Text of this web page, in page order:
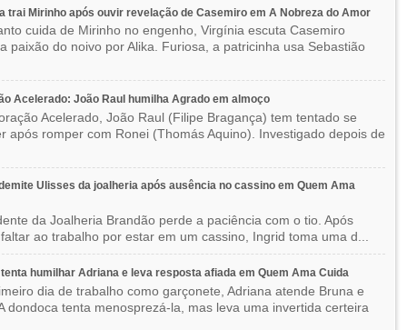
trai Mirinho após ouvir revelação de Casemiro em A Nobreza do Amor
cuida de Mirinho no engenho, Virgínia escuta Casemiro
paixão do noivo por Alika. Furiosa, a patricinha usa Sebastião
Acelerado: João Raul humilha Agrado em almoço
Acelerado, João Raul (Filipe Bragança) tem tentado se
após romper com Ronei (Thomás Aquino). Investigado depois de
Ulisses da joalheria após ausência no cassino em Quem Ama
da Joalheria Brandão perde a paciência com o tio. Após
ao trabalho por estar em um cassino, Ingrid toma uma d...
humilhar Adriana e leva resposta afiada em Quem Ama Cuida
dia de trabalho como garçonete, Adriana atende Bruna e
dondoca tenta menosprezá-la, mas leva uma invertida certeira